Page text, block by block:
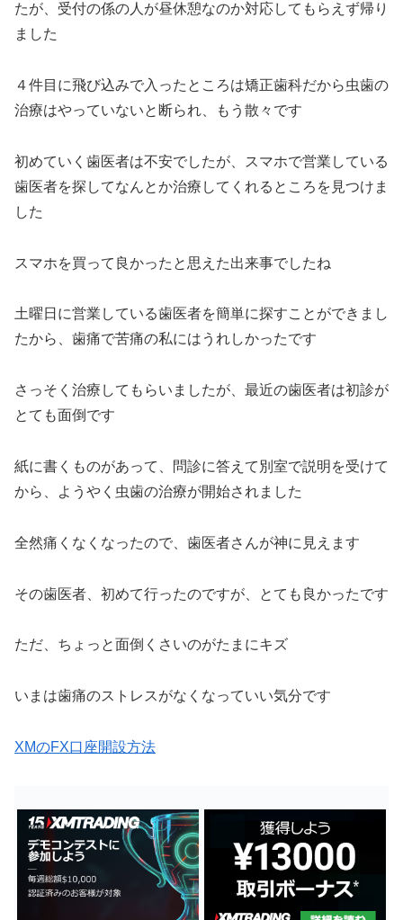
たが、受付の係の人が昼休憩なのか対応してもらえず帰り
ました
４件目に飛び込みで入ったところは矯正歯科だから虫歯の
治療はやっていないと断られ、もう散々です
初めていく歯医者は不安でしたが、スマホで営業している
歯医者を探してなんとか治療してくれるところを見つけま
した
スマホを買って良かったと思えた出来事でしたね
土曜日に営業している歯医者を簡単に探すことができまし
たから、歯痛で苦痛の私にはうれしかったです
さっそく治療してもらいましたが、最近の歯医者は初診が
とても面倒です
紙に書くものがあって、問診に答えて別室で説明を受けて
から、ようやく虫歯の治療が開始されました
全然痛くなくなったので、歯医者さんが神に見えます
その歯医者、初めて行ったのですが、とても良かったです
ただ、ちょっと面倒くさいのがたまにキズ
いまは歯痛のストレスがなくなっていい気分です
XMのFX口座開設方法